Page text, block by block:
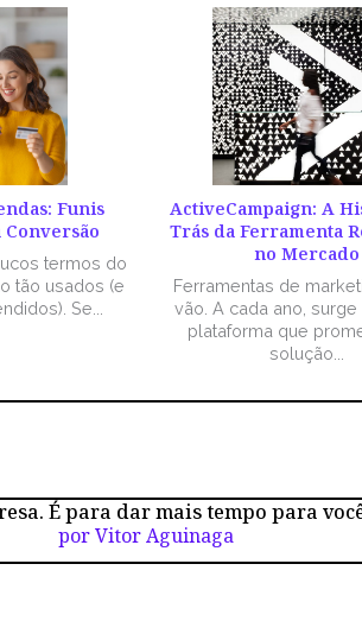
Funis
termos do
tão usados (e
Se...
ActiveCampaign: A
Trás da Ferramenta
no Mercado
Ferramentas de
vão. A cada ano,
plataforma que
solução...
É para dar mais tempo para
por Vitor Aguinaga